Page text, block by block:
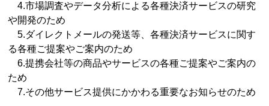
4.市場調査やデータ分析による各種決済サービスの研究
や開発のため
5.ダイレクトメールの発送等、各種決済サービスに関す
る各種ご提案やご案内のため
6.提携会社等の商品やサービスの各種ご提案やご案内の
ため
7.その他サービス提供にかかわる重要なお知らせのため